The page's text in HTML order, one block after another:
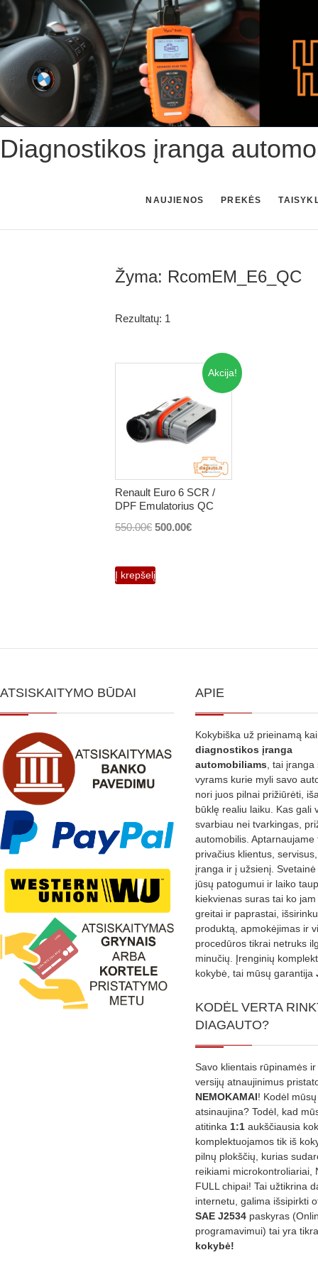
Skip
to
content
Diagnostikos įranga
NAUJIENOS PREKĖS
Žyma: RcomEM_E6_QC
Rezultatų: 1
Akcija!
Renault Euro 6 SCR /
DPF Emulatorius QC
550.00€ Original
was:
550.00€.
500.00€Current
Į krepšelį
ATSISKAITYMO BŪDAI APIE
Kokybiška už prieinamą
diagnostikos įranga
automobiliams , tai
vyrams kurie myli savo
nori juos pilnai prižiūrėti,
būklę realiu laiku. Kas gali
svarbiau nei tvarkingas,
automobilis. Aptarnaujame
privačius klientus,
įranga ir į užsienį.
jūsų patogumui ir laiko
kiekvienas suras tai ko
greitai ir paprastai,
produktą, apmokėjimas ir
procedūros tikrai netruks
minučių. Įrenginių
kokybė, tai mūsų garantija
KODĖL VERTA
DIAGAUTO?
Savo klientais rūpinamės
versijų atnaujinimus
NEMOKAMAI! Kodėl
atsinaujina? Todėl, kad
atitinka 1:1 aukščiausia
komplektuojamos tik iš
pilnų plokščių, kurias
reikiami microkontroliariai,
FULL chipai! Tai užtikrina
internetu, galima išsipirkti
SAE J2534 paskyras
programavimui) tai yra
kokybė!